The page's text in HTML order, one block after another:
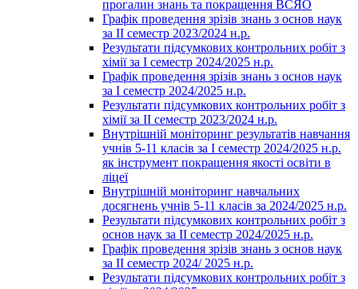
прогалин знань та покращення ВСЯО
Графік проведення зрізів знань з основ наук
за ІІ семестр 2023/2024 н.р.
Результати підсумкових контрольних робіт з
хімії за І семестр 2024/2025 н.р.
Графік проведення зрізів знань з основ наук
за І семестр 2024/2025 н.р.
Результати підсумкових контрольних робіт з
хімії за ІІ семестр 2023/2024 н.р.
Внутрішній моніторинг результатів навчання
учнів 5-11 класів за І семестр 2024/2025 н.р.
як інструмент покращення якості освіти в
ліцеї
Внутрішній моніторинг навчальних
досягнень учнів 5-11 класів за 2024/2025 н.р.
Результати підсумкових контрольних робіт з
основ наук за ІІ семестр 2024/2025 н.р.
Графік проведення зрізів знань з основ наук
за ІІ семестр 2024/ 2025 н.р.
Результати підсумкових контрольних робіт з